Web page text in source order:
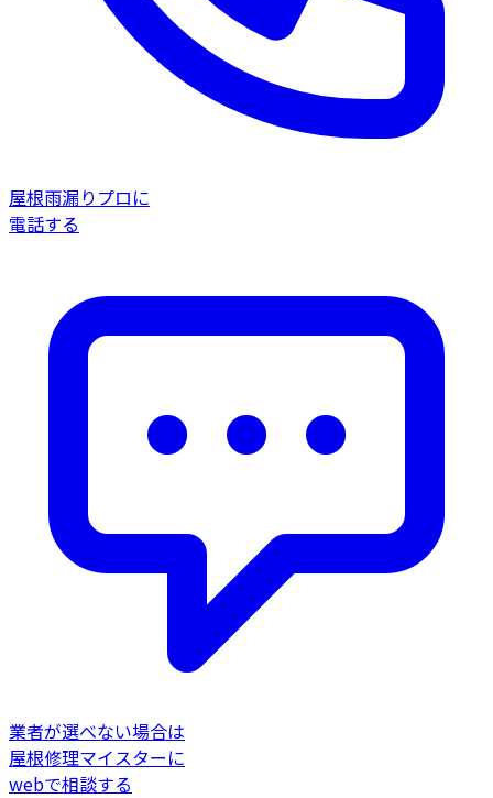
屋根雨漏りプロに
電話する
業者が選べない場合は
屋根修理マイスターに
webで相談する